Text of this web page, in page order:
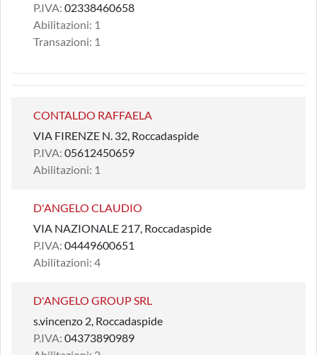
P.IVA: 02338460658
Abilitazioni: 1
Transazioni: 1
CONTALDO RAFFAELA
VIA FIRENZE N. 32, Roccadaspide
P.IVA: 05612450659
Abilitazioni: 1
D'ANGELO CLAUDIO
VIA NAZIONALE 217, Roccadaspide
P.IVA: 04449600651
Abilitazioni: 4
D'ANGELO GROUP SRL
s.vincenzo 2, Roccadaspide
P.IVA: 04373890989